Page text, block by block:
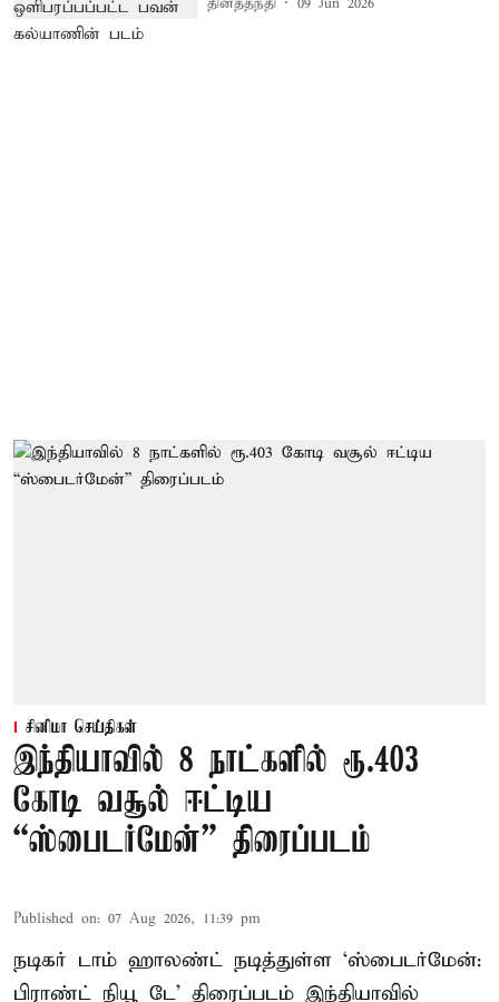
சினிமா செய்திகள்
இந்தியாவில் 8 நாட்களில் ரூ.403
கோடி வசூல் ஈட்டிய
“ஸ்பைடர்மேன்” திரைப்படம்
Published on: 07 Aug 2026, 11:39 pm
நடிகர் டாம் ஹாலண்ட் நடித்துள்ள ‘ஸ்பைடர்மேன்:
பிராண்ட் நியூ டே’ திரைப்படம் இந்தியாவில்